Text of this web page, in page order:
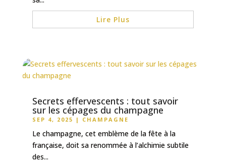
Lire Plus
Secrets effervescents : tout savoir
sur les cépages du champagne
SEP 4, 2025 | CHAMPAGNE
Le champagne, cet emblème de la fête à la
française, doit sa renommée à l’alchimie subtile
des...